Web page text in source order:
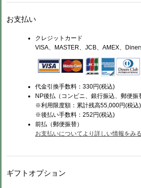
お支払い
クレジットカード
VISA、MASTER、JCB、AMEX、
代金引換手数料：330円(税込)
NP後払（コンビニ、銀行振込、郵便振
※利用限度額：累計残高55,000円(税込)
※後払い手数料：252円(税込)
前払（郵便振替）
お支払いについてより詳しい情報をみる
ギフトオプション